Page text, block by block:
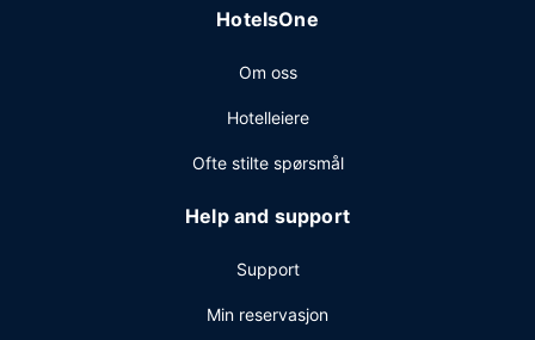
Gjester har tilgang til blant annet et døgnåpent
renseri-/vaskeritjenester. Gjestene tilbys buss til og fra
HotelsOne
Om oss
Hotelleiere
Ofte stilte spørsmål
Help and support
Support
Min reservasjon